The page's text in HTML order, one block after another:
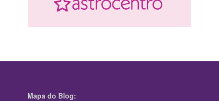
Mapa do Blog: